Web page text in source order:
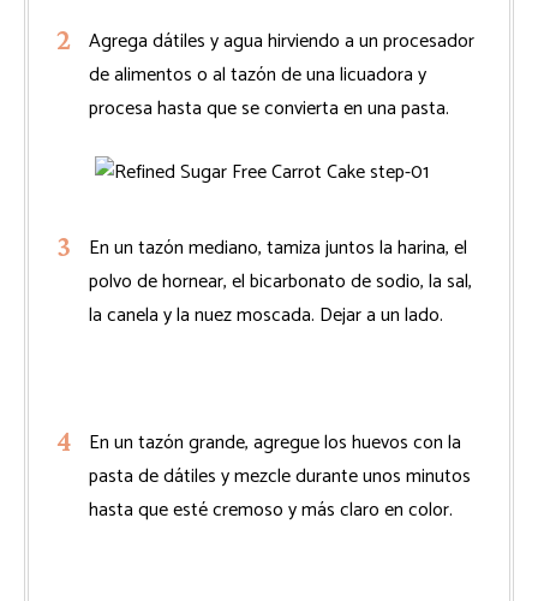
Agrega dátiles y agua hirviendo a un procesador
de alimentos o al tazón de una licuadora y
procesa hasta que se convierta en una pasta.
En un tazón mediano, tamiza juntos la harina, el
polvo de hornear, el bicarbonato de sodio, la sal,
la canela y la nuez moscada. Dejar a un lado.
En un tazón grande, agregue los huevos con la
pasta de dátiles y mezcle durante unos minutos
hasta que esté cremoso y más claro en color.